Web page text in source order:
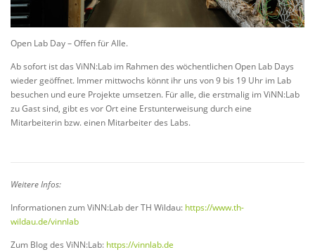
Open Lab Day – Offen für Alle.
Ab sofort ist das ViNN:Lab im Rahmen des wöchentlichen Open Lab Days
wieder geöffnet. Immer mittwochs könnt ihr uns von 9 bis 19 Uhr im Lab
besuchen und eure Projekte umsetzen. Für alle, die erstmalig im ViNN:Lab
zu Gast sind, gibt es vor Ort eine Erstunterweisung durch eine
Mitarbeiterin bzw. einen Mitarbeiter des Labs.
Weitere Infos:
Informationen zum ViNN:Lab der TH Wildau: https://www.th-
wildau.de/vinnlab
Zum Blog des ViNN:Lab: https://vinnlab.de